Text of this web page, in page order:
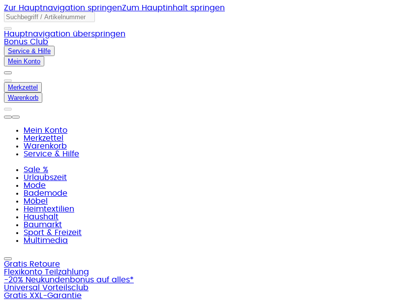
Zur Hauptnavigation springenZum Hauptinhalt springen
Hauptnavigation überspringen
Bonus Club
Service & Hilfe
Mein Konto
Merkzettel
Warenkorb
Mein Konto
Merkzettel
Warenkorb
Service & Hilfe
Sale %
Urlaubszeit
Mode
Bademode
Möbel
Heimtextilien
Haushalt
Baumarkt
Sport & Freizeit
Multimedia
Gratis Retoure
Flexikonto Teilzahlung
-20% Neukundenbonus auf alles*
Universal Vorteilsclub
Gratis XXL-Garantie